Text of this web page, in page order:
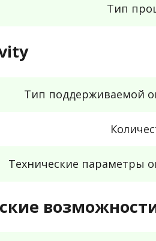
Тип
Тип поддерживаемой
Технические параметры